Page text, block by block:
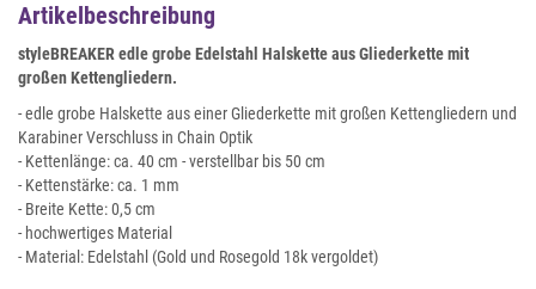
Artikelbeschreibung
styleBREAKER edle grobe Edelstahl Halskette aus Gliederkette mit
großen Kettengliedern.
- edle grobe Halskette aus einer Gliederkette mit großen Kettengliedern und
Karabiner Verschluss in Chain Optik
- Kettenlänge: ca. 40 cm - verstellbar bis 50 cm
- Kettenstärke: ca. 1 mm
- Breite Kette: 0,5 cm
- hochwertiges Material
- Material: Edelstahl (Gold und Rosegold 18k vergoldet)